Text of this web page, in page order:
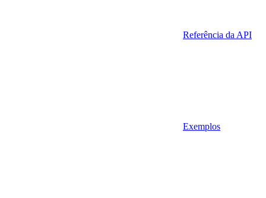
Referência da API
Exemplos